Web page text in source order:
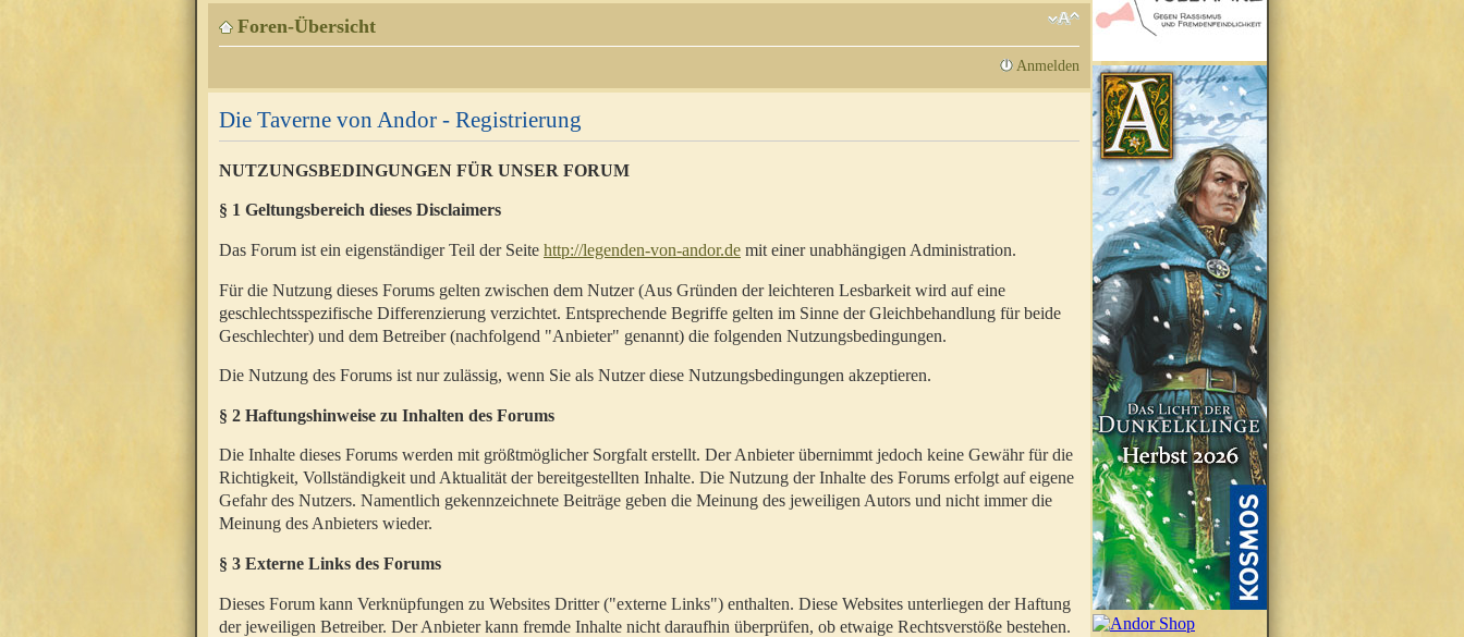
Foren-Übersicht
Anmelden
Die Taverne von Andor - Registrierung
NUTZUNGSBEDINGUNGEN FÜR UNSER FORUM
§ 1 Geltungsbereich dieses Disclaimers
Das Forum ist ein eigenständiger Teil der Seite http://legenden-von-andor.de mit einer unabhängigen Administration.
Für die Nutzung dieses Forums gelten zwischen dem Nutzer (Aus Gründen der leichteren Lesbarkeit wird auf eine
geschlechtsspezifische Differenzierung verzichtet. Entsprechende Begriffe gelten im Sinne der Gleichbehandlung für beide
Geschlechter) und dem Betreiber (nachfolgend "Anbieter" genannt) die folgenden Nutzungsbedingungen.
Die Nutzung des Forums ist nur zulässig, wenn Sie als Nutzer diese Nutzungsbedingungen akzeptieren.
§ 2 Haftungshinweise zu Inhalten des Forums
Die Inhalte dieses Forums werden mit größtmöglicher Sorgfalt erstellt. Der Anbieter übernimmt jedoch keine Gewähr für die
Richtigkeit, Vollständigkeit und Aktualität der bereitgestellten Inhalte. Die Nutzung der Inhalte des Forums erfolgt auf eigene
Gefahr des Nutzers. Namentlich gekennzeichnete Beiträge geben die Meinung des jeweiligen Autors und nicht immer die
Meinung des Anbieters wieder.
§ 3 Externe Links des Forums
Dieses Forum kann Verknüpfungen zu Websites Dritter ("externe Links") enthalten. Diese Websites unterliegen der Haftung
der jeweiligen Betreiber. Der Anbieter kann fremde Inhalte nicht daraufhin überprüfen, ob etwaige Rechtsverstöße bestehen.